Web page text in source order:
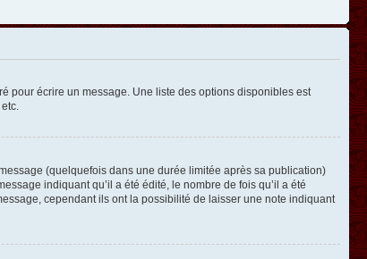
pour écrire un message. Une liste des options disponibles est
(quelquefois dans une durée limitée après sa publication)
indiquant qu’il a été édité, le nombre de fois qu’il a été
cependant ils ont la possibilité de laisser une note indiquant